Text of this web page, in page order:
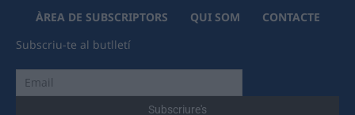
ÀREA DE SUBSCRIPTORS QUI SOM
CONTACTE
Subscriu-te al butlletí